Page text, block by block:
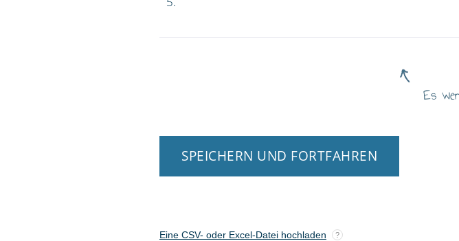
Es
SPEICHERN UND FORTFAHREN
Eine CSV- oder Excel-Datei hochladen ?